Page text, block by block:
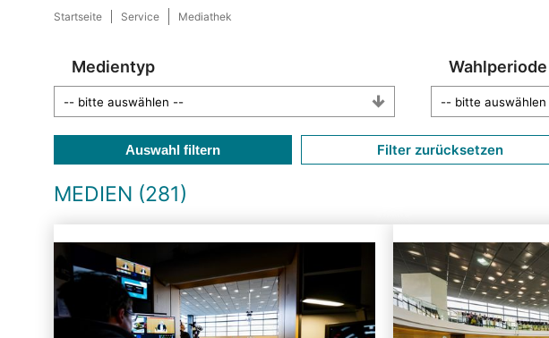
Startseite Service Mediathek
Medientyp Wahlperiode
Auswahl filtern Filter zurücksetzen
MEDIEN (281)